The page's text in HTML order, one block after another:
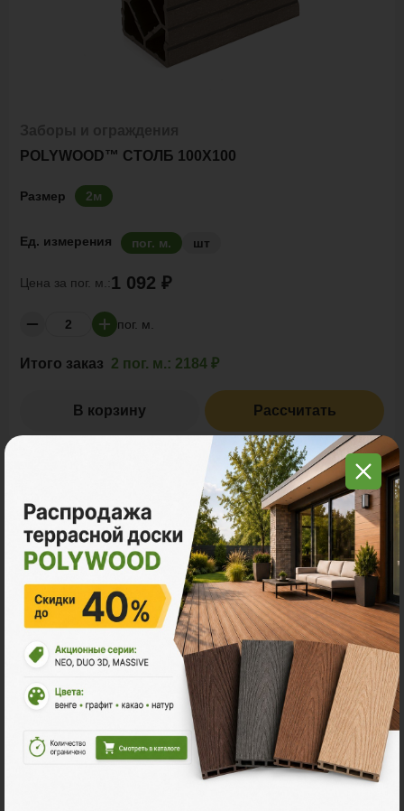
POLYWOOD™ СТОЛБ 100Х100
Размер 2м
Ед. измерения пог. м. шт
Цена за пог. м.:1 092 ₽
пог. м.
Итого заказ 2 пог. м.: 2184 ₽
В корзину Рассчитать
С этим товаром покупают
Много